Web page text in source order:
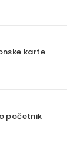
karte
početnik